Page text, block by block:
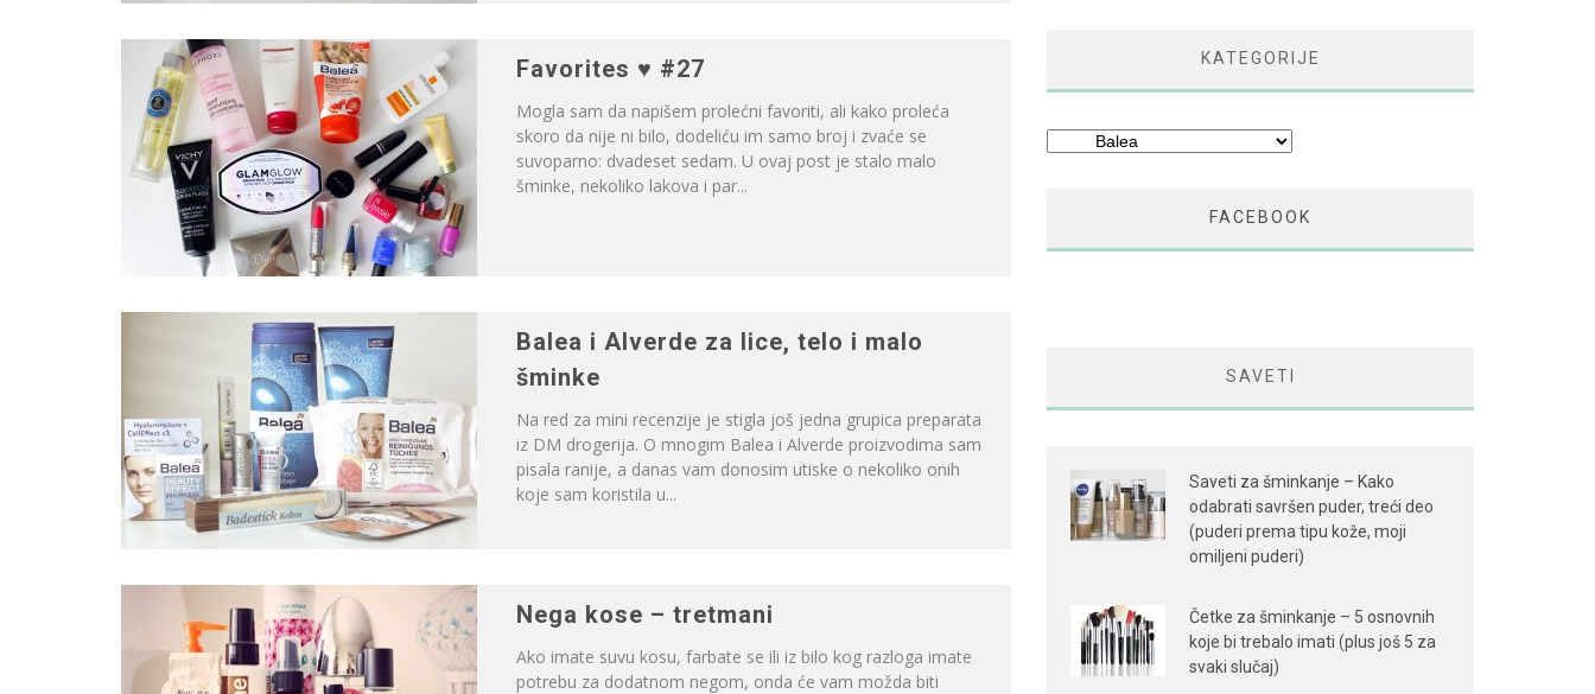
Favorites ♥ #27
Mogla sam da napišem prolećni favoriti, ali kako proleća
skoro da nije ni bilo, dodeliću im samo broj i zvaće se
suvoparno: dvadeset sedam. U ovaj post je stalo malo
šminke, nekoliko lakova i par...
Balea i Alverde za lice, telo i malo
šminke
Na red za mini recenzije je stigla još jedna grupica preparata
iz DM drogerija. O mnogim Balea i Alverde proizvodima sam
pisala ranije, a danas vam donosim utiske o nekoliko onih
koje sam koristila u...
Nega kose – tretmani
Ako imate suvu kosu, farbate se ili iz bilo kog razloga imate
potrebu za dodatnom negom, onda će vam možda biti
KATEGORIJE
Kategorije
FACEBOOK
SAVETI
Saveti za šminkanje – Kako
odabrati savršen puder, treći deo
(puderi prema tipu kože, moji
omiljeni puderi)
Četke za šminkanje – 5 osnovnih
koje bi trebalo imati (plus još 5 za
svaki slučaj)